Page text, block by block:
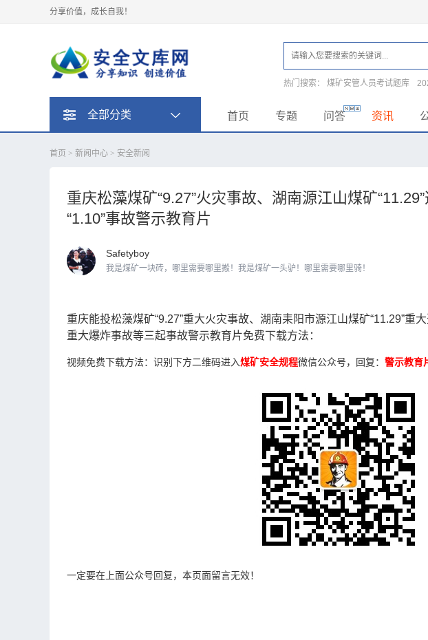
分享价值，成长自我！
热门搜索： 煤矿安管人员考试题库
全部分类 首页 专题 问答 资讯
首页 > 新闻中心 > 安全新闻
重庆松藻煤矿“9.27”火灾事故、湖南源江山煤矿
“1.10”事故警示教育片
Safetyboy
我是煤矿一块砖，哪里需要哪里搬！我是煤矿一头驴！哪里需要哪里骑！
重庆能投松藻煤矿“9.27”重大火灾事故、湖南耒阳市源江山煤矿“11.29”重
重大爆炸事故等三起事故警示教育片免费下载方法：
视频免费下载方法：识别下方二维码进入煤矿安全规程微信公众号，回复： 警示教育
一定要在上面公众号回复，本页面留言无效！